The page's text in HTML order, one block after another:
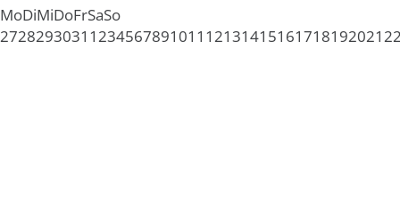
MoDiMiDoFrSaSo
2728293031 1234567891011 12131415161718192021